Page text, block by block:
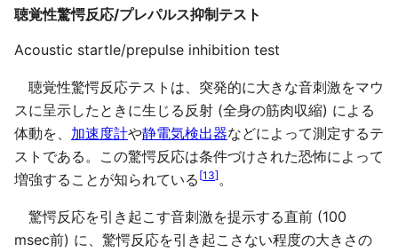
聴覚性驚愕反応/プレパルス抑制テスト
Acoustic startle/prepulse inhibition test
聴覚性驚愕反応テストは、突発的に大きな音刺激をマウ
スに呈示したときに生じる反射 (全身の筋肉収縮) による
体動を、 加速度計や静電気検出器などによって測定するテ
ストである。この驚愕反応は条件づけされた恐怖によって
増強することが知られている [13] 。
驚愕反応を引き起こす音刺激を提示する直前 (100
msec前) に、驚愕反応を引き起こさない程度の大きさの